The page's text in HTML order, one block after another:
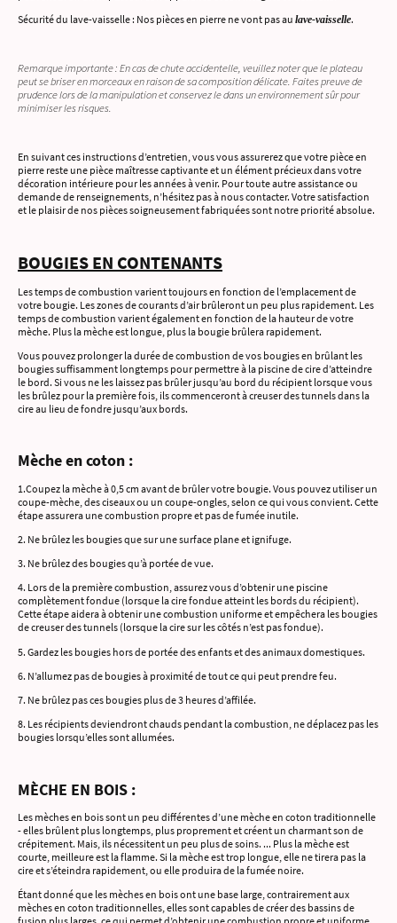
Sécurité du lave-vaisselle : Nos pièces en pierre ne vont pas au lave-vaisselle.
Remarque importante : En cas de chute accidentelle, veuillez noter que le plateau
peut se briser en morceaux en raison de sa composition délicate. Faites preuve de
prudence lors de la manipulation et conservez le dans un environnement sûr pour
minimiser les risques.
En suivant ces instructions d’entretien, vous vous assurerez que votre pièce en
pierre reste une pièce maîtresse captivante et un élément précieux dans votre
décoration intérieure pour les années à venir. Pour toute autre assistance ou
demande de renseignements, n’hésitez pas à nous contacter. Votre satisfaction
et le plaisir de nos pièces soigneusement fabriquées sont notre priorité absolue.
BOUGIES EN CONTENANTS
Les temps de combustion varient toujours en fonction de l’emplacement de
votre bougie. Les zones de courants d’air brûleront un peu plus rapidement. Les
temps de combustion varient également en fonction de la hauteur de votre
mèche. Plus la mèche est longue, plus la bougie brûlera rapidement.
Vous pouvez prolonger la durée de combustion de vos bougies en brûlant les
bougies suffisamment longtemps pour permettre à la piscine de cire d’atteindre
le bord. Si vous ne les laissez pas brûler jusqu’au bord du récipient lorsque vous
les brûlez pour la première fois, ils commenceront à creuser des tunnels dans la
cire au lieu de fondre jusqu’aux bords.
Mèche en coton :
1.Coupez la mèche à 0,5 cm avant de brûler votre bougie. Vous pouvez utiliser un
coupe-mèche, des ciseaux ou un coupe-ongles, selon ce qui vous convient. Cette
étape assurera une combustion propre et pas de fumée inutile.
2. Ne brûlez les bougies que sur une surface plane et ignifuge.
3. Ne brûlez des bougies qu’à portée de vue.
4. Lors de la première combustion, assurez vous d’obtenir une piscine
complètement fondue (lorsque la cire fondue atteint les bords du récipient).
Cette étape aidera à obtenir une combustion uniforme et empêchera les bougies
de creuser des tunnels (lorsque la cire sur les côtés n’est pas fondue).
5. Gardez les bougies hors de portée des enfants et des animaux domestiques.
6. N’allumez pas de bougies à proximité de tout ce qui peut prendre feu.
7. Ne brûlez pas ces bougies plus de 3 heures d’affilée.
8. Les récipients deviendront chauds pendant la combustion, ne déplacez pas les
bougies lorsqu’elles sont allumées.
MÈCHE EN BOIS :
Les mèches en bois sont un peu différentes d’une mèche en coton traditionnelle
- elles brûlent plus longtemps, plus proprement et créent un charmant son de
crépitement. Mais, ils nécessitent un peu plus de soins. ... Plus la mèche est
courte, meilleure est la flamme. Si la mèche est trop longue, elle ne tirera pas la
cire et s’éteindra rapidement, ou elle produira de la fumée noire.
Étant donné que les mèches en bois ont une base large, contrairement aux
mèches en coton traditionnelles, elles sont capables de créer des bassins de